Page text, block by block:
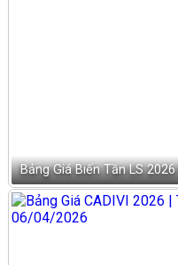
Bảng Giá Biến Tần LS